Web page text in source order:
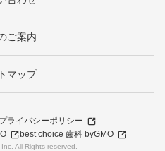
ご案内
マップ
プライバシーポリシー
best choice 歯科 byGMO
All Rights reserved.